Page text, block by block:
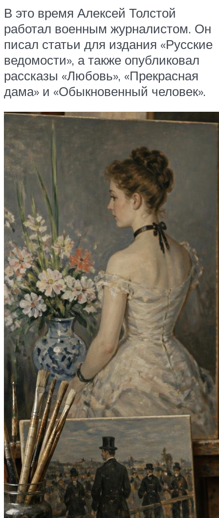
В это время Алексей Толстой
работал военным журналистом. Он
писал статьи для издания «Русские
ведомости», а также опубликовал
рассказы «Любовь», «Прекрасная
дама» и «Обыкновенный человек».